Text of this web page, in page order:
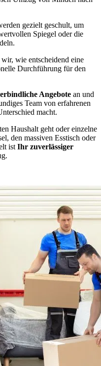
gezielt geschult, um
Spiegel oder die
wie entscheidend eine
Durchführung für den
Angebote an und
Team von erfahrenen
macht.
Haushalt geht oder einzelne
den massiven Esstisch oder
ist Ihr zuverlässiger